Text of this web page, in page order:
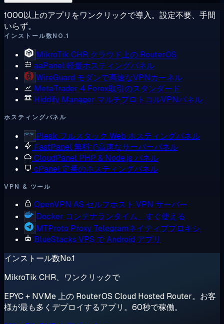
1000以上のアプリをワンクリックで導入。設定不要、手間
いらず。
インストール数NO.1
MikroTik CHR クラウド上の RouterOS
aaPanel軽量ホスティングパネル
WireGuard モダンで高速なVPNカーネル
MetaTrader 4 Forex取引のスタンダード
Hiddify Manager マルチプロトコルVPNパネル
ホスティングパネル
Plesk フルスタック Web ホスティングパネル
FastPanel無料で高速なサーバーパネル
CloudPanel PHP & Node.js パネル
cPanel 定番のホスティングパネル
VPN & ツール
OpenVPN AS セルフホスト VPN サーバー
Docker コンテナランタイム、すぐ使える
MTProto Proxy Telegramネイティブプロキシ
BlueStacks VPS で Android アプリ
インストール数No.1
MikroTik CHR、ワンクリックで
EPYC + NVMe 上の RouterOS Cloud Hosted Router。お客
様が最も多くデプロイするアプリ。60秒で稼働。